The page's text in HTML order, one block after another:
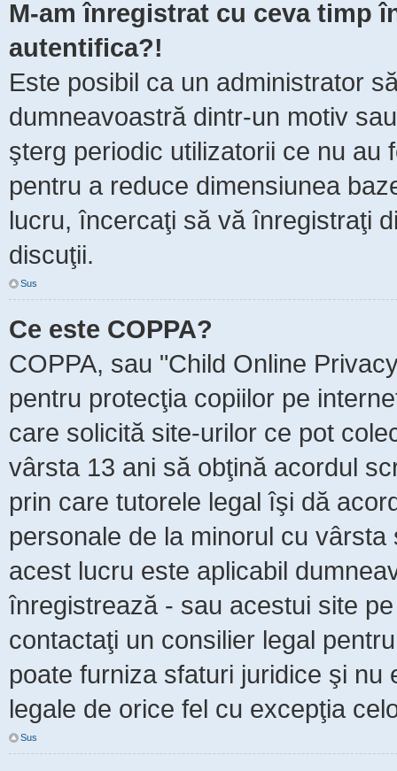
M-am înregistrat cu ceva timp
autentifica?!
Este posibil ca un administrator
dumneavoastră dintr-un motiv
şterg periodic utilizatorii ce nu au
pentru a reduce dimensiunea
lucru, încercaţi să vă înregistraţi
discuţii.
Sus
Ce este COPPA?
COPPA, sau "Child Online
pentru protecţia copiilor pe
care solicită site-urilor ce pot
vârsta 13 ani să obţină acordul
prin care tutorele legal îşi dă
personale de la minorul cu
acest lucru este aplicabil
înregistrează - sau acestui site
contactaţi un consilier legal
poate furniza sfaturi juridice şi
legale de orice fel cu excepţia
Sus